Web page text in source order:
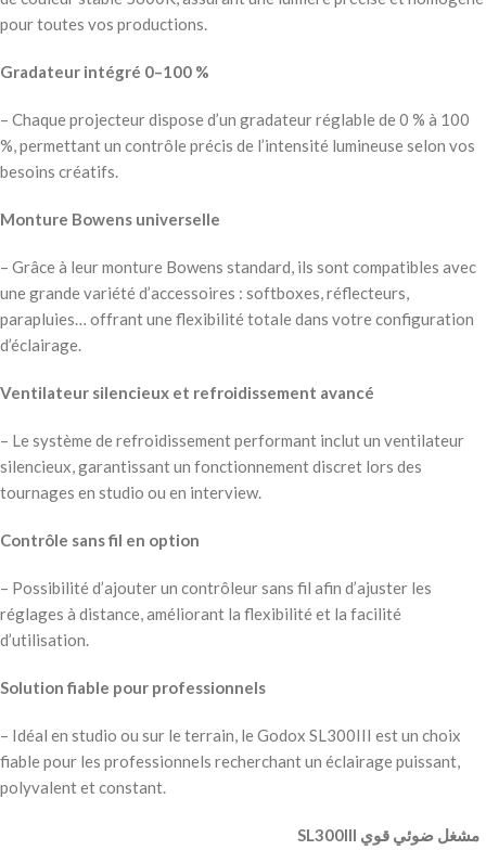
pour toutes vos productions.
Gradateur intégré 0–100 %
– Chaque projecteur dispose d’un gradateur réglable de 0 % à 100
%, permettant un contrôle précis de l’intensité lumineuse selon vos
besoins créatifs.
Monture Bowens universelle
– Grâce à leur monture Bowens standard, ils sont compatibles avec
une grande variété d’accessoires : softboxes, réflecteurs,
parapluies… offrant une flexibilité totale dans votre configuration
d’éclairage.
Ventilateur silencieux et refroidissement avancé
– Le système de refroidissement performant inclut un ventilateur
silencieux, garantissant un fonctionnement discret lors des
tournages en studio ou en interview.
Contrôle sans fil en option
– Possibilité d’ajouter un contrôleur sans fil afin d’ajuster les
réglages à distance, améliorant la flexibilité et la facilité
d’utilisation.
Solution fiable pour professionnels
– Idéal en studio ou sur le terrain, le Godox SL300III est un choix
fiable pour les professionnels recherchant un éclairage puissant,
polyvalent et constant.